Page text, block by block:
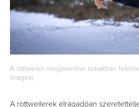
A rottweiler megjelenése sokakban
Images)
A rottweilerek elragadóan